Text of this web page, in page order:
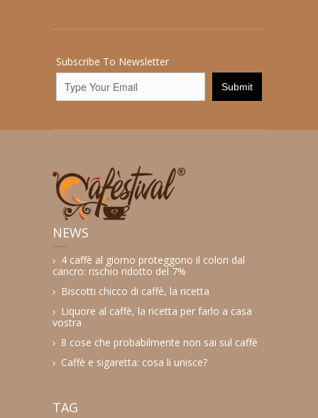
Subscribe To Newsletter
NEWS
4 caffè al giorno proteggono il colon dal
cancro: rischio ridotto del 7%
Biscotti chicco di caffè, la ricetta
Liquore al caffè, la ricetta per farlo a casa
vostra
8 cose che probabilmente non sai sul caffè
Caffè e sigaretta: cosa li unisce?
TAG